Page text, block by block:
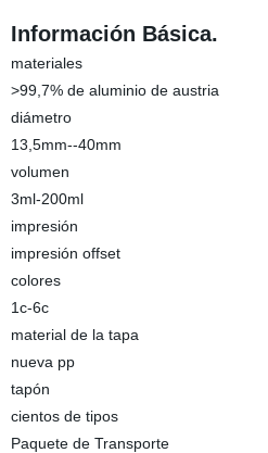
Información Básica.
materiales
>99,7% de aluminio de austria
diámetro
13,5mm--40mm
volumen
3ml-200ml
impresión
impresión offset
colores
1c-6c
material de la tapa
nueva pp
tapón
cientos de tipos
Paquete de Transporte